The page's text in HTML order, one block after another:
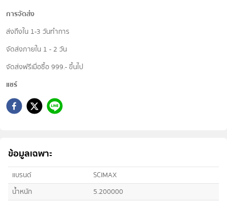
การจัดส่ง
ส่งถึงใน 1-3 วันทำการ
จัดส่งภายใน 1 - 2 วัน
จัดส่งฟรีเมื่อซื้อ 999.- ขึ้นไป
แชร์
ข้อมูลเฉพาะ
แบรนด์
SCIMAX
น้ำหนัก
5.200000